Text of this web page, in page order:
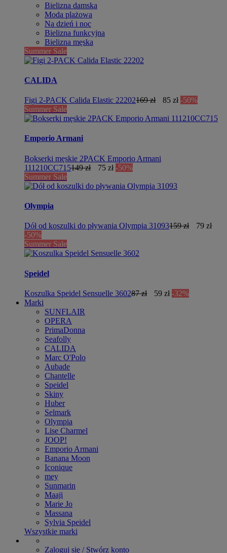
Bielizna damska
Moda plażowa
Na dzień i noc
Bielizna funkcyjna
Bielizna męska
Summer Sale
CALIDA
Figi 2-PACK Calida Elastic 22202169 zł 85 zł -50%
Summer Sale
Emporio Armani
Bokserki męskie 2PACK Emporio Armani
111210CC715149 zł 75 zł -50%
Summer Sale
Olympia
Dół od koszulki do pływania Olympia 31093159 zł
79 zł
-50%
Summer Sale
Speidel
Koszulka Speidel Sensuelle 360287 zł 59 zł -32%
Marki
SUNFLAIR
OPERA
PrimaDonna
Seafolly
CALIDA
Marc O'Polo
Aubade
Chantelle
Speidel
Skiny
Huber
Selmark
Olympia
Lise Charmel
JOOP!
Emporio Armani
Banana Moon
Iconique
mey
Sunmarin
Maaji
Marie Jo
Massana
Sylvia Speidel
Wszystkie marki
Zaloguj się / Stwórz konto